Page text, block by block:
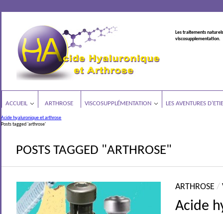
Les traitements
viscosupplementation.
ACCUEIL ARTHROSE VISCOSUPPLÉMENTATION LES AVENTURES
Acide hyaluronique et arthrose
Posts tagged 'arthrose'
POSTS TAGGED "ARTHROSE"
ARTHROSE /
Acide